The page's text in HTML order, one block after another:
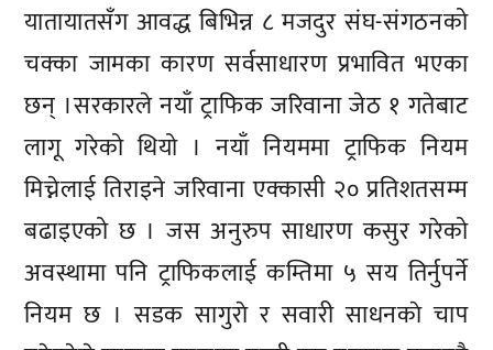
यातायातसँग आवद्ध बिभिन्न ८ मजदुर संघ-संगठनको
चक्का जामका कारण सर्वसाधारण प्रभावित भएका
छन् ।सरकारले नयाँ ट्राफिक जरिवाना जेठ १ गतेबाट
लागू गरेको थियो । नयाँ नियममा ट्राफिक नियम
मिच्नेलाई तिराइने जरिवाना एक्कासी २० प्रतिशतसम्म
बढाइएको छ । जस अनुरुप साधारण कसुर गरेको
अवस्थामा पनि ट्राफिकलाई कम्तिमा ५ सय तिर्नुपर्ने
नियम छ । सडक सागुराे र सवारी साधनकाे चाप